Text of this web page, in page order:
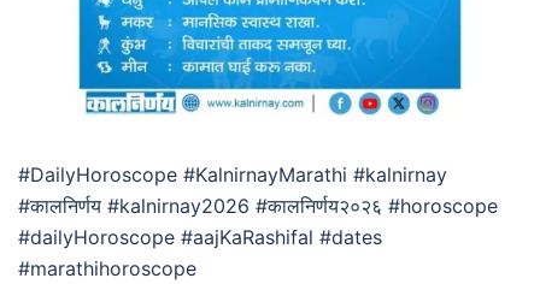
#DailyHoroscope #KalnirnayMarathi #kalnirnay
#कालनिर्णय #kalnirnay2026 #कालनिर्णय२०२६ #horoscope
#dailyHoroscope #aajKaRashifal #dates
#marathihoroscope